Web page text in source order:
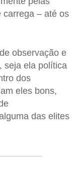
carrega – até os
observação e
seja ela política
dos
eles bons,
das elites